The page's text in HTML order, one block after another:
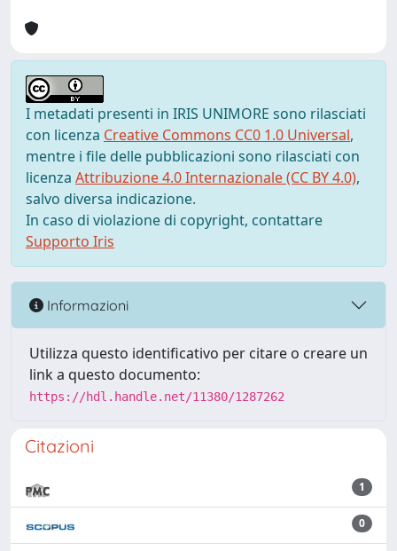
I metadati presenti in IRIS UNIMORE sono rilasciati
con licenza Creative Commons CC0 1.0 Universal,
mentre i file delle pubblicazioni sono rilasciati con
licenza Attribuzione 4.0 Internazionale (CC BY 4.0),
salvo diversa indicazione.
In caso di violazione di copyright, contattare
Supporto Iris
Informazioni
Utilizza questo identificativo per citare o creare un
link a questo documento:
https://hdl.handle.net/11380/1287262
Citazioni
1
0